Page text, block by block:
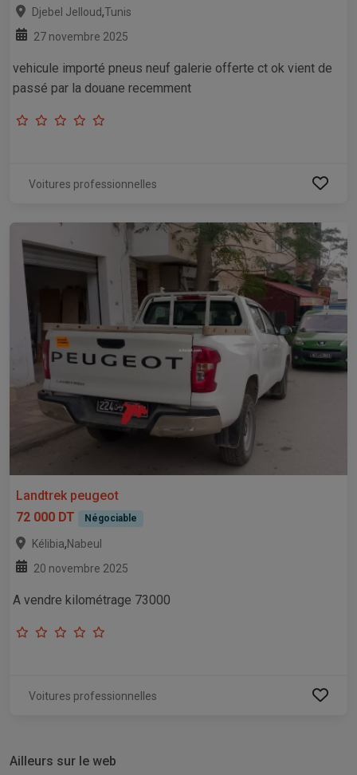
Djebel Jelloud,Tunis
27 novembre 2025
vehicule importé pneus neuf galerie offerte ct ok vient de
passé par la douane recemment
Voitures professionnelles
Landtrek peugeot
72 000 DT
Négociable
Kélibia,Nabeul
20 novembre 2025
A vendre kilométrage 73000
Voitures professionnelles
Ailleurs sur le web